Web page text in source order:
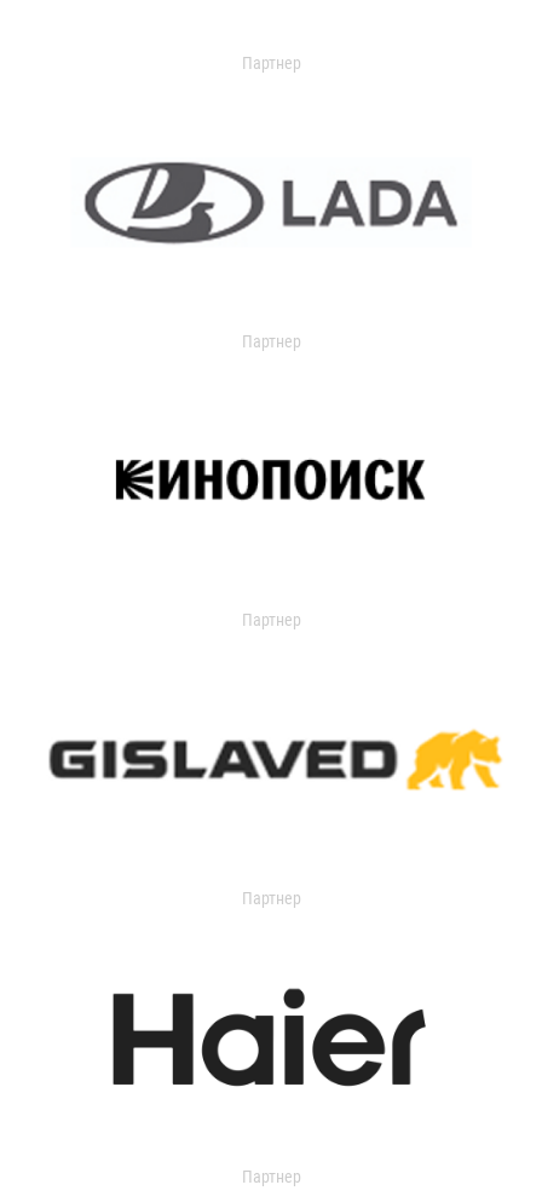
Партнер
Партнер
Партнер
Партнер
Партнер